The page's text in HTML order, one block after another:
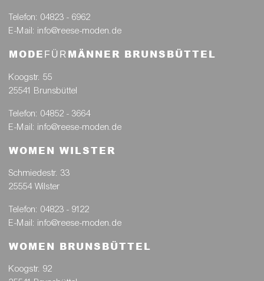
Telefon: 04823 - 6962
E-Mail: info@reese-moden.de
MODE FÜR MÄNNER BRUNSBÜTTEL
Koogstr. 55
25541 Brunsbüttel
Telefon: 04852 - 3664
E-Mail: info@reese-moden.de
WOMEN WILSTER
Schmiedestr. 33
25554 Wilster
Telefon: 04823 - 9122
E-Mail: info@reese-moden.de
WOMEN BRUNSBÜTTEL
Koogstr. 92